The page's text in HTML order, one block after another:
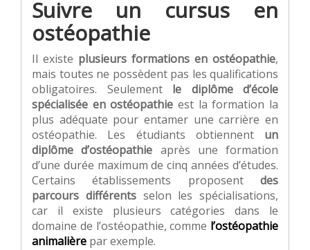
Suivre un cursus en
ostéopathie
Il existe plusieurs formations en ostéopathie,
mais toutes ne possèdent pas les qualifications
obligatoires. Seulement le diplôme d’école
spécialisée en ostéopathie est la formation la
plus adéquate pour entamer une carrière en
ostéopathie. Les étudiants obtiennent un
diplôme d’ostéopathie après une formation
d’une durée maximum de cinq années d’études.
Certains établissements proposent des
parcours différentsselon les spécialisations,
car il existe plusieurs catégories dans le
domaine de l’ostéopathie, comme l’ostéopathie
animalière par exemple.